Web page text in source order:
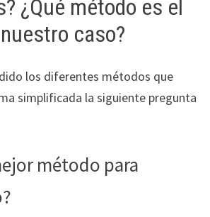
¿Qué método es el
caso?
los diferentes métodos que
simplificada la siguiente pregunta
método para